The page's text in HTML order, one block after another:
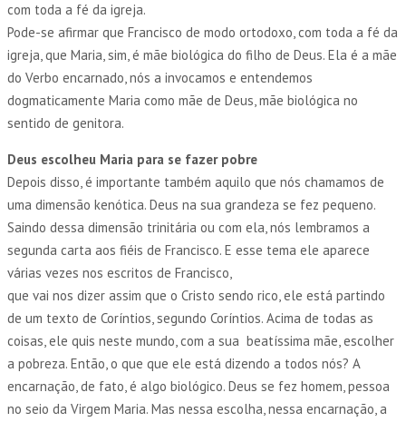
com toda a fé da igreja.
Pode-se afirmar que Francisco de modo ortodoxo, com toda a fé da
igreja, que Maria, sim, é mãe biológica do filho de Deus. Ela é a mãe
do Verbo encarnado, nós a invocamos e entendemos
dogmaticamente Maria como mãe de Deus, mãe biológica no
sentido de genitora.
Deus escolheu Maria para se fazer pobre
Depois disso, é importante também aquilo que nós chamamos de
uma dimensão kenótica. Deus na sua grandeza se fez pequeno.
Saindo dessa dimensão trinitária ou com ela, nós lembramos a
segunda carta aos fiéis de Francisco. E esse tema ele aparece
várias vezes nos escritos de Francisco,
que vai nos dizer assim que o Cristo sendo rico, ele está partindo
de um texto de Coríntios, segundo Coríntios. Acima de todas as
coisas, ele quis neste mundo, com a sua beatíssima mãe, escolher
a pobreza. Então, o que que ele está dizendo a todos nós? A
encarnação, de fato, é algo biológico. Deus se fez homem, pessoa
no seio da Virgem Maria. Mas nessa escolha, nessa encarnação, a